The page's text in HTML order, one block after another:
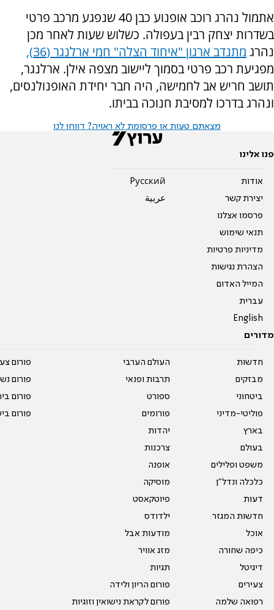
אתמול נהרג רוכב אופנוע כבן 40 שנפגע מרכב פרטי
בשדרות יצחק רבין בעפולה. כשלוש שעות לאחר מכן
נהרג מתנדב ארגון "איחוד הצלה" חמי ארלנגר (36),
מפגיעת רכב פרטי בסמוך ליישוב מצפה אילן. ארלנגר,
תושב חריש אב לחמישה, היה חבר יחידת האופנולנסים,
ונהרג בדרכו למסיבת חנוכה בביתו.
מצאתם טעות או פרסומת לא ראויה? דווחו לנו
פנו אלינו
אודות
יצירת קשר
פרסמו אצלנו
תנאי שימוש
מדיניות פרטיות
הצהרת נגישות
המייל האדום
עברית
English
Pусский
عربية
מדורים
חדשות
מבזקים
ביטחוני
פוליטי-מדיני
בארץ
בעולם
משפט ופלילים
כלכלה ונדל"ן
דעות
חדשות המגזר
אוכל
כיפה שחורה
דיגיטל
צעירים
רפואה שלמה
העולם הערבי
תרבות ופנאי
ספורט
פורומים
יהדות
צרכנות
אופנה
מוסיקה
פיוטקאסט
ילדודס
מודעות אבל
מזג אוויר
תגיות
פורום הריון ולידה
פורום לקראת נישואין וזוגיות
פורום
פורום
פורום
פורום